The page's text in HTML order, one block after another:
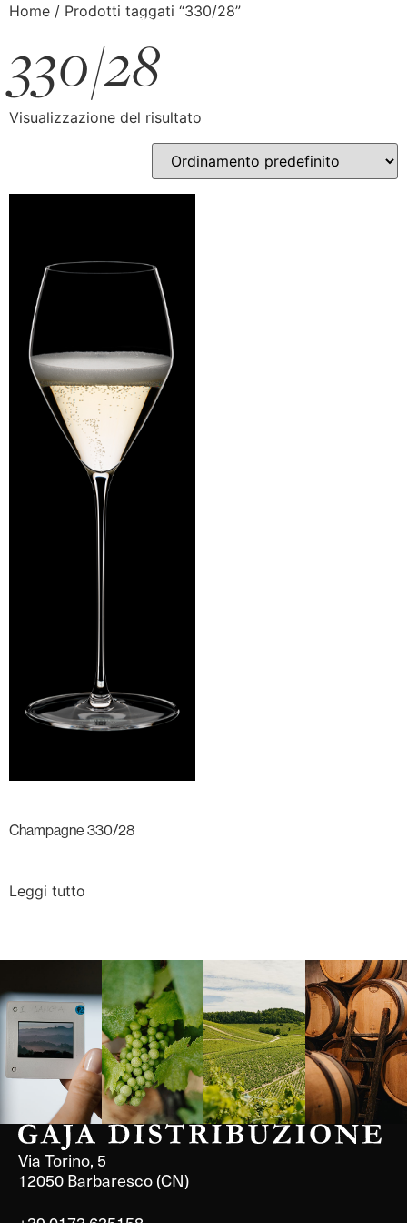
Home / Prodotti taggati “330/28”
330/28
Visualizzazione del risultato
Champagne 330/28
Leggi tutto
Langa, 1977 Borgogna,
Francia
Borgogna,
Francia
Instagram
Via Torino, 5
12050 Barbaresco (CN)